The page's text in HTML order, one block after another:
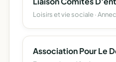
Loisirs et vie sociale ·